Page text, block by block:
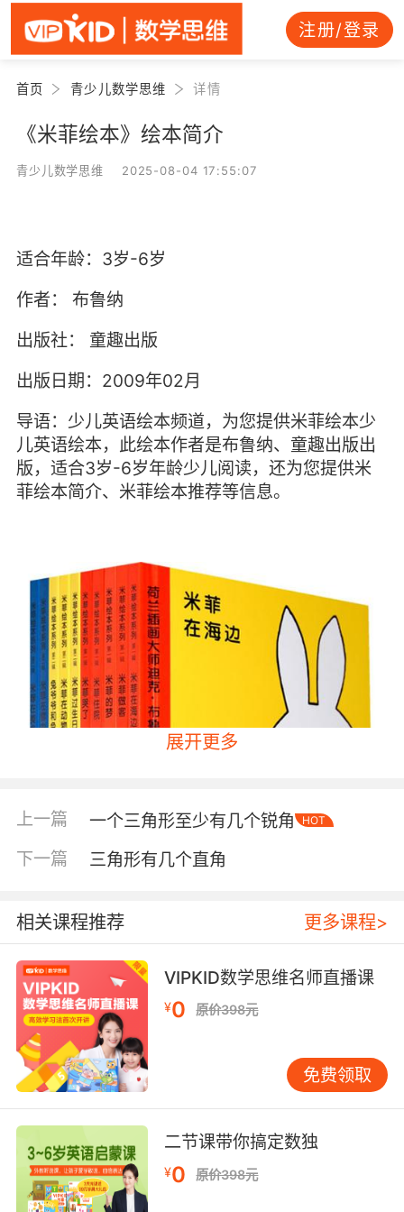
注册/登录
首页 青少儿数学思维 详情
《米菲绘本》绘本简介
青少儿数学思维 2025-08-04 17:55:07
适合年龄：3岁-6岁
作者：
布鲁纳
出版社：
童趣出版
出版日期：2009年02月
导语：少儿英语绘本频道，为您提供米菲绘本少
儿英语绘本，此绘本作者是布鲁纳、童趣出版出
版，适合3岁-6岁年龄少儿阅读，还为您提供米
菲绘本简介、米菲绘本推荐等信息。
内容简介
菲绘本系列是由荷兰插画大师迪克·布鲁纳花费
作。小兔子米菲迄今已有五十多岁，她和她的亲
人、朋友们的故事被翻译成四十多种语言，风靡
全世界，陪伴了一代又一代孩子的婴儿期，给他
们带去了阅读启蒙。因此，米菲绘本被日本绘本
展开更多
上一篇 一个三角形至少有几个锐角 HOT
下一篇 三角形有几个直角
相关课程推荐 更多课程>
VIPKID数学思维名师直播课
¥0 原价398元
免费领取
二节课带你搞定数独
¥0 原价398元